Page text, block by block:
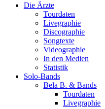
Die Ärzte
Tourdaten
Livegraphie
Discographie
Songtexte
Videographie
In den Medien
Statistik
Solo-Bands
Bela B. & Bands
Tourdaten
Livegraphie